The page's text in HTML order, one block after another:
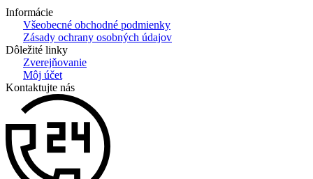
Informácie
Všeobecné obchodné podmienky
Zásady ochrany osobných údajov
Dôležité linky
Zverejňovanie
Môj účet
Kontaktujte nás